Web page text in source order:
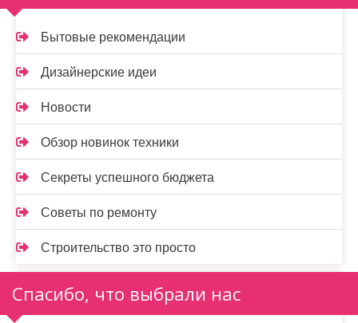
Бытовые рекомендации
Дизайнерские идеи
Новости
Обзор новинок техники
Секреты успешного бюджета
Советы по ремонту
Строительство это просто
Спасибо, что выбрали нас